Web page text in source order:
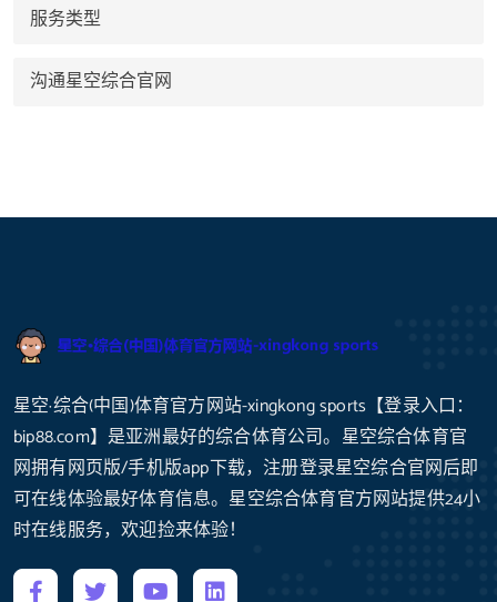
服务类型
沟通星空综合官网
星空·综合(中国)体育官方网站-xingkong sports【登录入口：
bip88.com】是亚洲最好的综合体育公司。星空综合体育官
网拥有网页版/手机版app下载，注册登录星空综合官网后即
可在线体验最好体育信息。星空综合体育官方网站提供24小
时在线服务，欢迎捡来体验！